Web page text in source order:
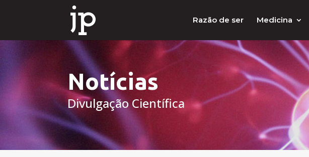
Razão de ser Medicina
Notícias
Divulgação Científica